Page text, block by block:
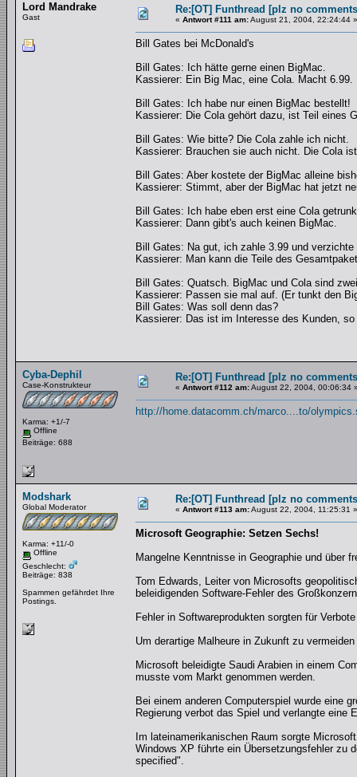
Lord Mandrake
Gast
Re:[OT] Funthread [plz no
« Antwort #111 am:August 21, 2004, 22:24:44 »
Bill Gates bei McDonald's
Bill Gates: Ich hätte gerne einen BigMac.
Kassierer: Ein Big Mac, eine Cola. Macht 6.99.
Bill Gates: Ich habe nur einen BigMac bestellt!
Kassierer: Die Cola gehört dazu, ist Teil eines
Bill Gates: Wie bitte? Die Cola zahle ich nicht.
Kassierer: Brauchen sie auch nicht. Die Cola
Bill Gates: Aber kostete der BigMac alleine
Kassierer: Stimmt, aber der BigMac hat jetzt
Bill Gates: Ich habe eben erst eine Cola
Kassierer: Dann gibt's auch keinen BigMac.
Bill Gates: Na gut, ich zahle 3.99 und verzichte
Kassierer: Man kann die Teile des
Bill Gates: Quatsch. BigMac und Cola sind
Kassierer: Passen sie mal auf. (Er tunkt den
Bill Gates: Was soll denn das?
Kassierer: Das ist im Interesse des Kunden,
Cyba-Dephil
Case-Konstrukteur
Karma: +1/-7
Offline
Beiträge: 688
Re:[OT] Funthread [plz no
« Antwort #112 am:August 22, 2004, 00:06:34
http://home.datacomm.ch/marco....to/
Modshark
Global Moderator
Karma: +11/-0
Offline
Geschlecht:
Beiträge: 838
Spammen gefährdet Ihre
Postings.
Re:[OT] Funthread [plz no
« Antwort #113 am:August 22, 2004, 11:25:31 »
Microsoft Geographie: Setzen Sechs!
Mangelne Kenntnisse in Geographie und über
Tom Edwards, Leiter von Microsofts
beleidigenden Software-Fehler des
Fehler in Softwareprodukten sorgten für
Um derartige Malheure in Zukunft zu
Microsoft beleidigte Saudi Arabien in einem
musste vom Markt genommen werden.
Bei einem anderen Computerspiel wurde eine
Regierung verbot das Spiel und verlangte eine
Im lateinamerikanischen Raum sorgte
Windows XP führte ein Übersetzungsfehler zu
specified".